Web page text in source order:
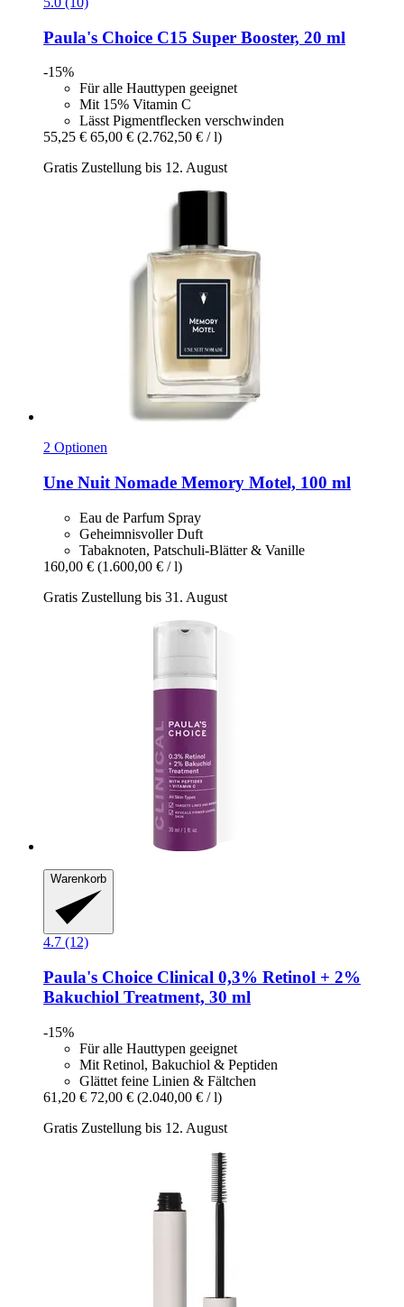
Paula's Choice C15 Super Booster, 20 ml
-15%
Für alle Hauttypen geeignet
Mit 15% Vitamin C
Lässt Pigmentflecken verschwinden
55,25 € 65,00 € (2.762,50 € / l)
Gratis Zustellung bis 12. August
2 Optionen
Une Nuit Nomade Memory Motel, 100 ml
Eau de Parfum Spray
Geheimnisvoller Duft
Tabaknoten, Patschuli-Blätter & Vanille
160,00 € (1.600,00 € / l)
Gratis Zustellung bis 31. August
Warenkorb
4.7 (12)
Paula's Choice Clinical 0,3% Retinol + 2%
Bakuchiol Treatment, 30 ml
-15%
Für alle Hauttypen geeignet
Mit Retinol, Bakuchiol & Peptiden
Glättet feine Linien & Fältchen
61,20 € 72,00 € (2.040,00 € / l)
Gratis Zustellung bis 12. August